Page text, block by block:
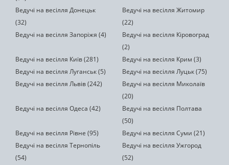
Ведучі на весілля Донецьк
(32)
Ведучі на весілля Житомир
(22)
Ведучі на весілля Запоріжя (4)
Ведучі на весілля Кіровоград
(2)
Ведучі на весілля Київ (281)
Ведучі на весілля Крим (3)
Ведучі на весілля Луганськ (5)
Ведучі на весілля Луцьк (75)
Ведучі на весілля Львів (242)
Ведучі на весілля Миколаїв
(20)
Ведучі на весілля Одеса (42)
Ведучі на весілля Полтава
(50)
Ведучі на весілля Рівне (95)
Ведучі на весілля Суми (21)
Ведучі на весілля Тернопіль
(54)
Ведучі на весілля Ужгород
(52)